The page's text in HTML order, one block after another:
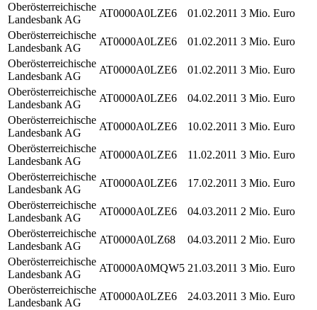
Oberösterreichische
Landesbank AG
AT0000A0LZE6 01.02.2011 3 Mio. Euro
Oberösterreichische
Landesbank AG
AT0000A0LZE6 01.02.2011 3 Mio. Euro
Oberösterreichische
Landesbank AG
AT0000A0LZE6 01.02.2011 3 Mio. Euro
Oberösterreichische
Landesbank AG
AT0000A0LZE6 04.02.2011 3 Mio. Euro
Oberösterreichische
Landesbank AG
AT0000A0LZE6 10.02.2011 3 Mio. Euro
Oberösterreichische
Landesbank AG
AT0000A0LZE6 11.02.2011 3 Mio. Euro
Oberösterreichische
Landesbank AG
AT0000A0LZE6 17.02.2011 3 Mio. Euro
Oberösterreichische
Landesbank AG
AT0000A0LZE6 04.03.2011 2 Mio. Euro
Oberösterreichische
Landesbank AG
AT0000A0LZ68 04.03.2011 2 Mio. Euro
Oberösterreichische
Landesbank AG
AT0000A0MQW5 21.03.2011 3 Mio. Euro
Oberösterreichische
Landesbank AG
AT0000A0LZE6 24.03.2011 3 Mio. Euro